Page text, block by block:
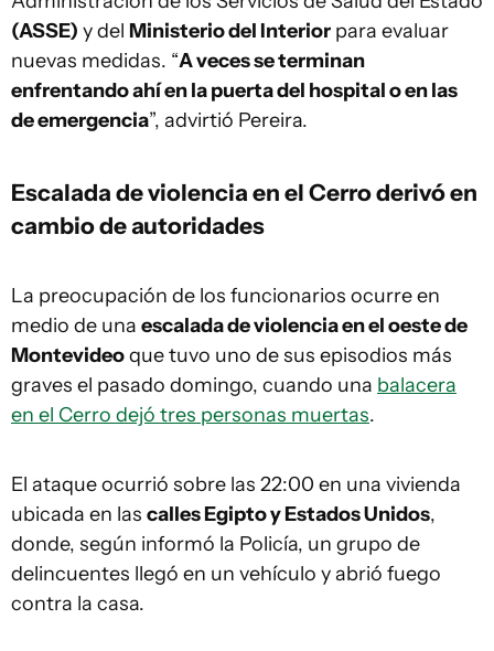
(ASSE) y del Ministerio del Interior para evaluar
nuevas medidas. “A veces se terminan
enfrentando ahí en la puerta del hospital o en las
de emergencia”, advirtió Pereira.
Escalada de violencia en el Cerro derivó en
cambio de autoridades
La preocupación de los funcionarios ocurre en
medio de una escalada de violencia en el oeste de
Montevideoque tuvo uno de sus episodios más
graves el pasado domingo, cuando una balacera
en el Cerro dejó tres personas muertas.
El ataque ocurrió sobre las 22:00 en una vivienda
ubicada en las calles Egipto y Estados Unidos,
donde, según informó la Policía, un grupo de
delincuentes llegó en un vehículo y abrió fuego
contra la casa.